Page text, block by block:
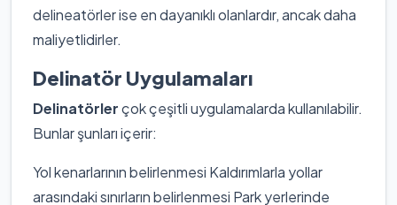
delineatörler ise en dayanıklı olanlardır, ancak daha
maliyetlidirler.
Delinatör Uygulamaları
Delinatörlerçok çeşitli uygulamalarda kullanılabilir.
Bunlar şunları içerir:
Yol kenarlarının belirlenmesi Kaldırımlarla yollar
arasındaki sınırların belirlenmesi Park yerlerinde